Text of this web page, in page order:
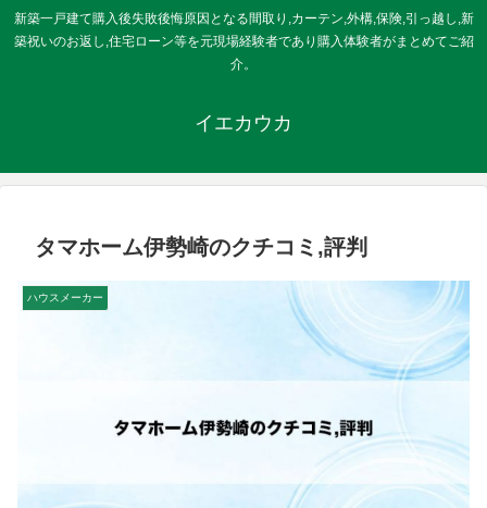
新築一戸建て購入後失敗後悔原因となる間取り,カーテン,外構,保険,引っ越し,新
築祝いのお返し,住宅ローン等を元現場経験者であり購入体験者がまとめてご紹
介。
イエカウカ
タマホーム伊勢崎のクチコミ,評判
ハウスメーカー